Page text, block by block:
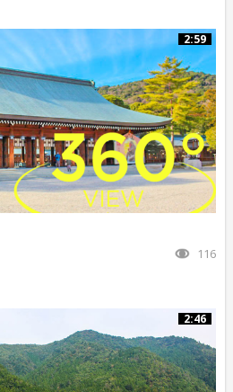
2:59
116
2:46